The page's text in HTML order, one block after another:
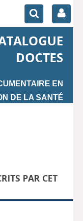
DOCTES
EN
DE LA SANTÉ
PAR CET